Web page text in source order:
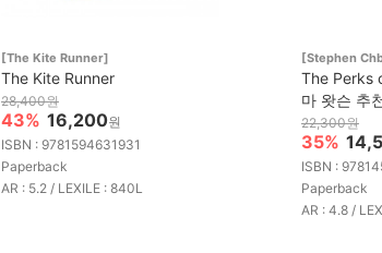
[The Kite Runner]
The Kite Runner
28,400원
43% 16,200원
ISBN : 9781594631931
Paperback
AR : 5.2 / LEXILE : 840L
[Stephen
The Perks
마 왓슨 추
22,300원
35%
ISBN :
Paperback
AR : 4.8 /